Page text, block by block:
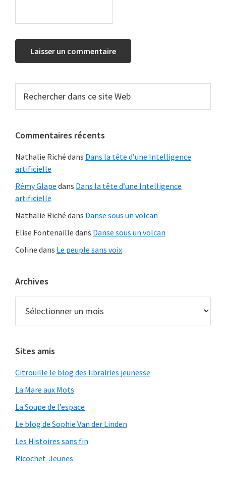
Barre
latérale
dans
Web
Commentaires récents
Nathalie Riché dans Dans la tête d’une Intelligence
artificielle
Rémy Glape dans Dans la tête d’une Intelligence
artificielle
Nathalie Riché dans Danse sous un volcan
Elise Fontenaille dans Danse sous un volcan
Coline dans Le peuple sans voix
Archives
Sites amis
Citrouille le blog des librairies jeunesse
La Mare aux Mots
La Soupe de l’espace
Le blog de Sophie Van der Linden
Les Histoires sans fin
Ricochet-Jeunes